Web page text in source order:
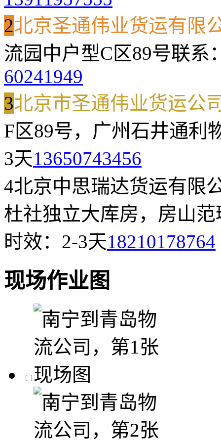
2北京圣通伟业货运有限
流园中户型C区89号联系
60241949
3北京市圣通伟业货运公
F区89号，广州石井通利
3天13650743456
4北京中思瑞达货运有限
杜社独立大库房，房山
时效：2-3天18210178764
现场作业图